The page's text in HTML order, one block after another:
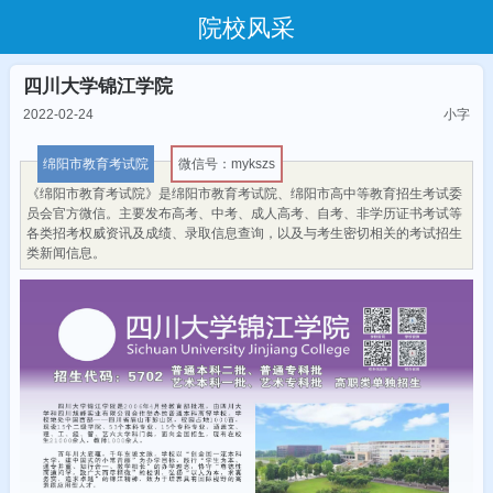
院校风采
四川大学锦江学院
2022-02-24 小字
绵阳市教育考试院
微信号：mykszs
《绵阳市教育考试院》是绵阳市教育考试院、绵阳市高中等教育招生考试委
员会官方微信。主要发布高考、中考、成人高考、自考、非学历证书考试等
各类招考权威资讯及成绩、录取信息查询，以及与考生密切相关的考试招生
类新闻信息。